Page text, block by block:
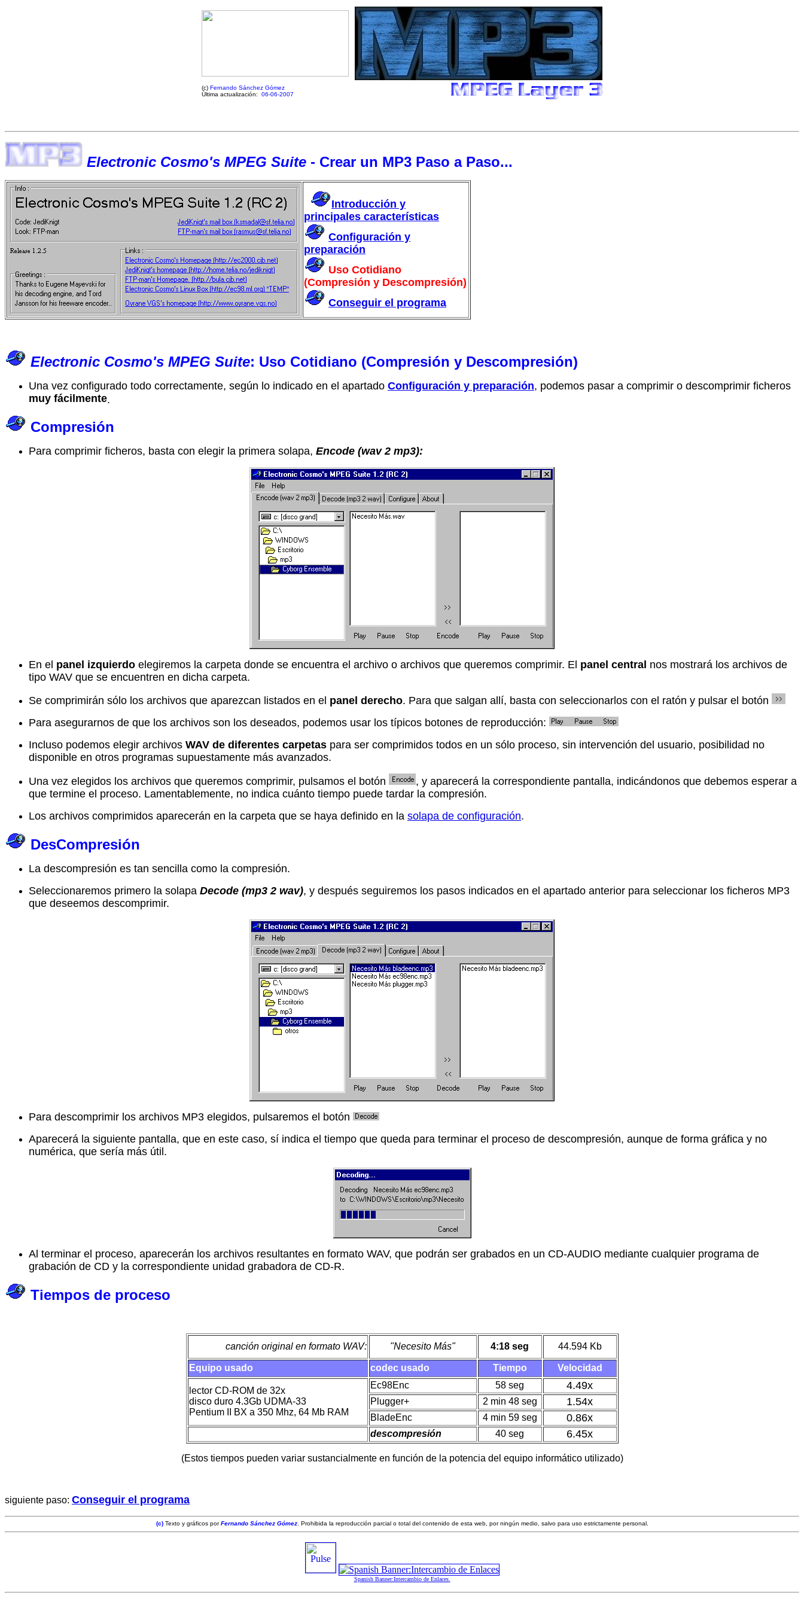
(c) Fernando Sánchez Gómez
Última actualización:
06-06-2007
Electronic Cosmo's MPEG Suite - Crear un MP3 Paso a Paso...
Introducción y
principales características
Configuración y
preparación
Uso Cotidiano
(Compresión y Descompresión)
Conseguir el programa
Electronic Cosmo's MPEG Suite: Uso Cotidiano (Compresión y Descompresión)
Una vez configurado todo correctamente, según lo indicado en el apartado Configuración y preparación, podemos pasar a comprimir o descomprimir ficheros
muy fácilmente
Compresión
Para comprimir ficheros, basta con elegir la primera solapa, Encode (wav 2 mp3):
En el panel izquierdo elegiremos la carpeta donde se encuentra el archivo o archivos que queremos comprimir. El panel central nos mostrará los archivos de
tipo WAV que se encuentren en dicha carpeta.
Se comprimirán sólo los archivos que aparezcan listados en el panel derecho. Para que salgan allí, basta con seleccionarlos con el ratón y pulsar el botón
Para asegurarnos de que los archivos son los deseados, podemos usar los típicos botones de reproducción:
Incluso podemos elegir archivos WAV de diferentes carpetas para ser comprimidos todos en un sólo proceso, sin intervención del usuario, posibilidad no
disponible en otros programas supuestamente más avanzados.
Una vez elegidos los archivos que queremos comprimir, pulsamos el botón
, y aparecerá la correspondiente pantalla, indicándonos que debemos esperar a
que termine el proceso. Lamentablemente, no indica cuánto tiempo puede tardar la compresión.
Los archivos comprimidos aparecerán en la carpeta que se haya definido en la solapa de configuración.
DesCompresión
La descompresión es tan sencilla como la compresión.
Seleccionaremos primero la solapa Decode (mp3 2 wav), y después seguiremos los pasos indicados en el apartado anterior para seleccionar los ficheros MP3
que deseemos descomprimir.
Para descomprimir los archivos MP3 elegidos, pulsaremos el botón
Aparecerá la siguiente pantalla, que en este caso, sí indica el tiempo que queda para terminar el proceso de descompresión, aunque de forma gráfica y no
numérica, que sería más útil.
Al terminar el proceso, aparecerán los archivos resultantes en formato WAV, que podrán ser grabados en un CD-AUDIO mediante cualquier programa de
grabación de CD y la correspondiente unidad grabadora de CD-R.
Tiempos de proceso
canción original en formato WAV: "Necesito Más" 4:18 seg 44.594 Kb
Equipo usado codec usado Tiempo Velocidad
lector CD-ROM de 32x
disco duro 4.3Gb UDMA-33
Pentium II BX a 350 Mhz, 64 Mb RAM
Ec98Enc 58 seg 4.49x
Plugger+ 2 min 48 seg 1.54x
BladeEnc 4 min 59 seg 0.86x
descompresión 40 seg 6.45x
(Estos tiempos pueden variar sustancialmente en función de la potencia del equipo informático utilizado)
siguiente paso: Conseguir el programa
(c) Texto y gráficos porFernando Sánchez Gómez. Prohibida la reproducción parcial o total del contenido de esta web, por ningún medio, salvo para uso estrictamente personal.
Spanish Banner:Intercambio de Enlaces.